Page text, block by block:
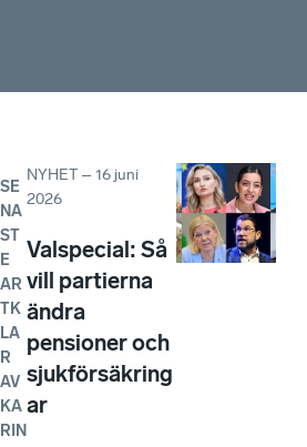
SE
NA
ST
E
AR
TK
LA
R
AV
KA
RIN
NYHET –16 juni
2026
Valspecial: Så
vill partierna
ändra
pensioner och
sjukförsäkring
ar